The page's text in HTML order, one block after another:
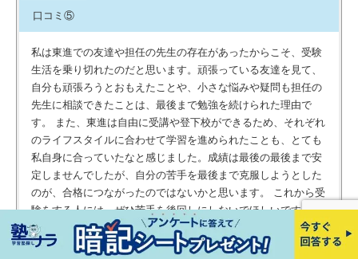
口コミ⑤
私は東進での友達や担任の先生の存在があったからこそ、受験
生活を乗り切れたのだと思います。頑張っている友達を見て、
自分も頑張ろうとおもえたことや、小さな悩みや疑問も担任の
先生に相談できたことは、最後まで勉強を続けられた理由で
す。 また、東進は自由に受講や登下校ができるため、それぞれ
のライフスタイルに合わせて学習を進められたことも、とても
私自身に合っていたなと感じました。成績は最後の最後まで安
定しませんでしたが、自分の苦手を最後まで克服しようとした
のが、合格につながったのではないかと思います。 これから受
験をする人には、ぜひ苦手を後回しにしないでほしいです。後
回しにするとやらなければいけないことがどんどんたまるし、
いつの間にか試験当日になってしまいます。 また、もし悩んだ